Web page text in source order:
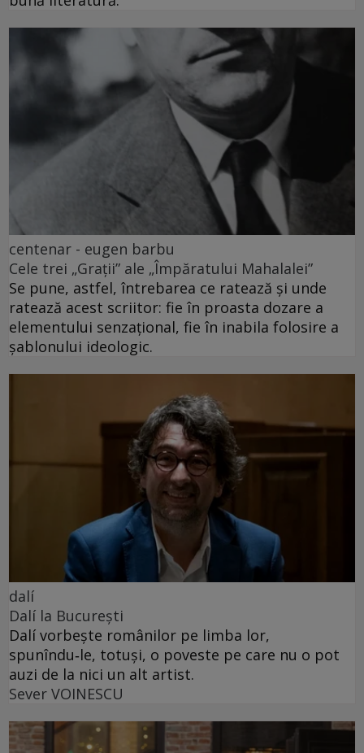
centenar - eugen barbu
Cele trei „Grații” ale „Împăratului Mahalalei”
Se pune, astfel, întrebarea ce ratează și unde
ratează acest scriitor: fie în proasta dozare a
elementului senzațional, fie în inabila folosire a
șablonului ideologic.
dalí
Dalí la București
Dalí vorbește românilor pe limba lor,
spunîndu‑le, totuși, o poveste pe care nu o pot
auzi de la nici un alt artist.
Sever VOINESCU